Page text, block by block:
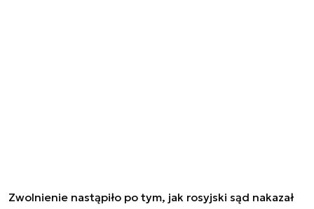
Zwolnienie nastąpiło po tym, jak rosyjski sąd nakazał